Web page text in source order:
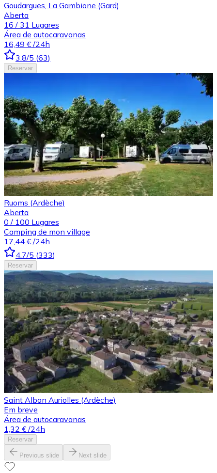
Goudargues, La Gambione (Gard)
Aberta
16 / 31 Lugares
Área de autocaravanas
16,49 € /24h
3.8/5 (63)
Reservar
Ruoms (Ardèche)
Aberta
0 / 100 Lugares
Camping de mon village
17,44 € /24h
4.7/5 (333)
Reservar
Saint Alban Auriolles (Ardèche)
Em breve
Área de autocaravanas
1,32 € /24h
Reservar
Previous slide Next slide